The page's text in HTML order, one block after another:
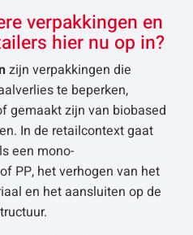
verpakkingen en
hier nu op in?
zijn verpakkingen die
te beperken,
gemaakt zijn van biobased
In de retailcontext gaat
een mono-
PP, het verhogen van het
en het aansluiten op de